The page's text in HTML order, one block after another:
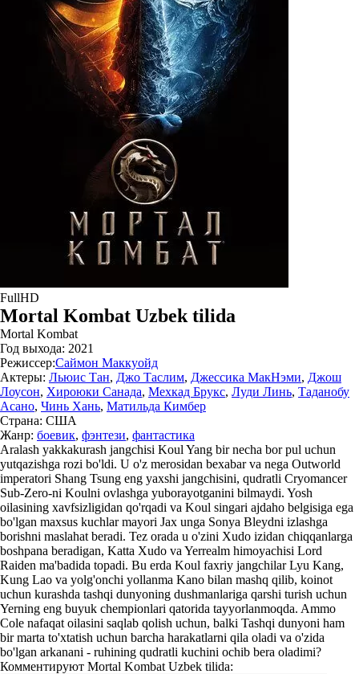
FullHD
Mortal Kombat Uzbek tilida
Mortal Kombat
Год выхода: 2021
Режиссер:Саймон Маккуойд
Актеры: Льюис Тан, Джо Таслим, Джессика МакНэми, Джош
Лоусон, Хироюки Санада, Мехкад Брукс, Луди Линь, Таданобу
Асано, Чинь Хань, Матильда Кимбер
Страна: США
Жанр: боевик, фэнтези, фантастика
Aralash yakkakurash jangchisi Koul Yang bir necha bor pul uchun
yutqazishga rozi bo'ldi. U o'z merosidan bexabar va nega Outworld
imperatori Shang Tsung eng yaxshi jangchisini, qudratli Cryomancer
Sub-Zero-ni Koulni ovlashga yuborayotganini bilmaydi. Yosh
oilasining xavfsizligidan qo'rqadi va Koul singari ajdaho belgisiga ega
bo'lgan maxsus kuchlar mayori Jax unga Sonya Bleydni izlashga
borishni maslahat beradi. Tez orada u o'zini Xudo izidan chiqqanlarga
boshpana beradigan, Katta Xudo va Yerrealm himoyachisi Lord
Raiden ma'badida topadi. Bu erda Koul faxriy jangchilar Lyu Kang,
Kung Lao va yolg'onchi yollanma Kano bilan mashq qilib, koinot
uchun kurashda tashqi dunyoning dushmanlariga qarshi turish uchun
Yerning eng buyuk chempionlari qatorida tayyorlanmoqda. Ammo
Cole nafaqat oilasini saqlab qolish uchun, balki Tashqi dunyoni ham
bir marta to'xtatish uchun barcha harakatlarni qila oladi va o'zida
bo'lgan arkanani - ruhining qudratli kuchini ochib bera oladimi?
Комментируют Mortal Kombat Uzbek tilida: